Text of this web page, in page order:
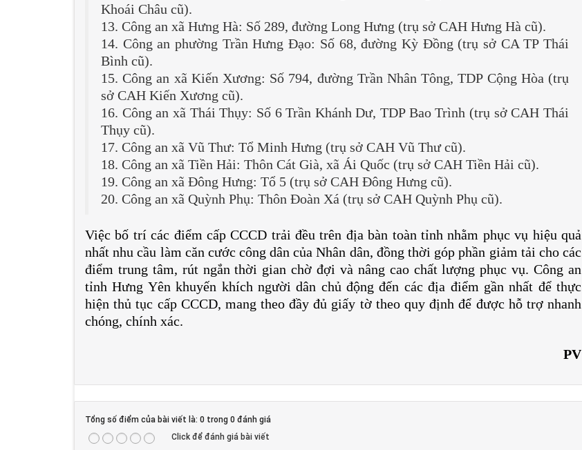
Khoái Châu cũ).
13. Công an xã Hưng Hà: Số 289, đường Long Hưng (trụ sở CAH Hưng Hà cũ).
14. Công an phường Trần Hưng Đạo: Số 68, đường Kỳ Đồng (trụ sở CA TP Thái
Bình cũ).
15. Công an xã Kiến Xương: Số 794, đường Trần Nhân Tông, TDP Cộng Hòa (trụ
sở CAH Kiến Xương cũ).
16. Công an xã Thái Thụy: Số 6 Trần Khánh Dư, TDP Bao Trình (trụ sở CAH Thái
Thụy cũ).
17. Công an xã Vũ Thư: Tổ Minh Hưng (trụ sở CAH Vũ Thư cũ).
18. Công an xã Tiền Hải: Thôn Cát Già, xã Ái Quốc (trụ sở CAH Tiền Hải cũ).
19. Công an xã Đông Hưng: Tổ 5 (trụ sở CAH Đông Hưng cũ).
20. Công an xã Quỳnh Phụ: Thôn Đoàn Xá (trụ sở CAH Quỳnh Phụ cũ).
Việc bố trí các điểm cấp CCCD trải đều trên địa bàn toàn tỉnh nhằm phục vụ hiệu quả
nhất nhu cầu làm căn cước công dân của Nhân dân, đồng thời góp phần giảm tải cho các
điểm trung tâm, rút ngắn thời gian chờ đợi và nâng cao chất lượng phục vụ.Công an
tỉnh Hưng Yên khuyến khích người dân chủ động đến các địa điểm gần nhất để thực
hiện thủ tục cấp CCCD, mang theo đầy đủ giấy tờ theo quy định để được hỗ trợ nhanh
chóng, chính xác.
PV
Tổng số điểm của bài viết là: 0 trong 0 đánh giá
Click để đánh giá bài viết